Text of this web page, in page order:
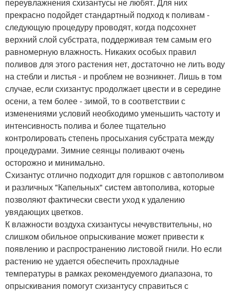
прекрасно подойдет стандартный подход к поливам -
следующую процедуру проводят, когда подсохнет
верхний слой субстрата, поддерживая тем самым его
равномерную влажность. Никаких особых правил
поливов для этого растения нет, достаточно не лить воду
на стебли и листья - и проблем не возникнет. Лишь в том
случае, если схизантус продолжает цвести и в середине
осени, а тем более - зимой, то в соответствии с
изменениями условий необходимо уменьшить частоту и
интенсивность полива и более тщательно
контролировать степень просыхания субстрата между
процедурами. Зимние сеянцы поливают очень
осторожно и минимально.
Схизантус отлично подходит для горшков с автополивом
и различных "Капельных" систем автополива, которые
позволяют фактически свести уход к удалению
увядающих цветков.
К влажности воздуха схизантусы нечувствительны, но
слишком обильное опрыскивание может привести к
появлению и распространению листовой гнили. Но если
растению не удается обеспечить прохладные
температуры в рамках рекомендуемого диапазона, то
опрыскивания помогут схизантусу справиться с